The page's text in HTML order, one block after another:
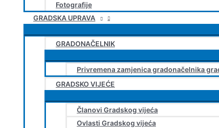
Fotografije
GRADSKA UPRAVA
GRADONAČELNIK
Privremena zamjenica gradonačelnika
GRADSKO VIJEĆE
Članovi Gradskog vijeća
Ovlasti Gradskog vijeća